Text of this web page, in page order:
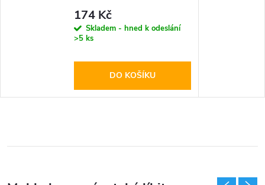
174 Kč
Skladem - hned k odeslání
>5 ks
DO KOŠÍKU